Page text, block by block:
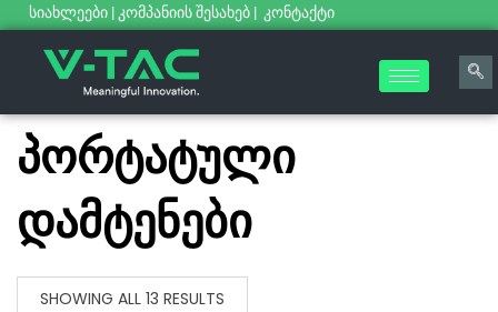
სიახლეები | კომპანიის შესახებ | კონტაქტი
პორტატული
დამტენები
SHOWING ALL 13 RESULTS